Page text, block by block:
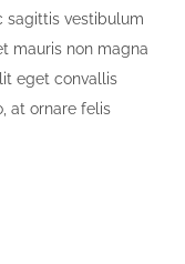
sagittis vestibulum
mauris non magna
eget convallis
at ornare felis